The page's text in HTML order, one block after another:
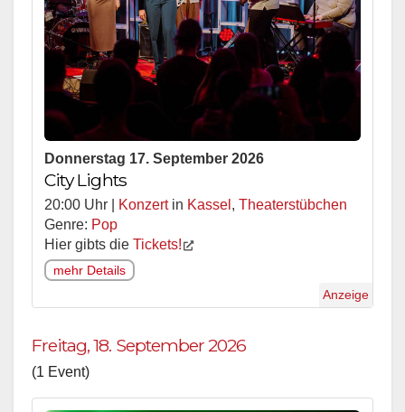
Donnerstag 17. September 2026
City Lights
20:00 Uhr | Konzertin Kassel , Theaterstübchen
Genre: Pop
Hier gibts die Tickets!
mehr Details
Anzeige
Freitag, 18. September 2026
(1 Event)